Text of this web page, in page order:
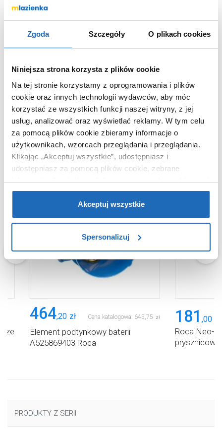
Zgoda Szczegóły O plikach cookies
Niniejsza strona korzysta z plików cookie
Na tej stronie korzystamy z oprogramowania i plików
cookie oraz innych technologii wydawców, aby móc
korzystać ze wszystkich funkcji naszej witryny, z jej
usług, analizować oraz wyświetlać reklamy. W tym celu
za pomocą plików cookie zbieramy informacje o
użytkownikach, wzorcach przeglądania i przeglądania.
Klikając „Akceptuj wszystkie”, udostępniasz i
udostępniasz za pomocą plików cookie, zebrane
informacje dla użytkowników zewnętrznych, a także nasi
partnerzy reklamowi.Jeśli chcesz, włącz „Tylko
wymagane pliki cookie”.Pamiętaj jednak, że
zablokowane niektóre pliki cookie mogą mieć wpływ na
Aby uzyskać więcej informacji na temat plików plików
cookie, kliknij „Ustawienia plików cookie”.
dlaczego ich przepisy, przejdź do zakładu „Informacje o
plikach cookie”.
Akceptuj wszystkie
Spersonalizuj
Kolor
Kod EAN
8433290748727
Wymiary z
18 x 16 x 20 cm
Dane producenta
Zobacz
WARTO DOKUPIĆ
464,20 zł Cena katalogowa: 645,75 zł
Element podtynkowy baterii
A525869403 Roca
181 ,00
Roca Neo-
PRODUKTY Z SERII